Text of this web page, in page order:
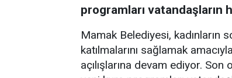
programları vatandaşların
Mamak Belediyesi, kadınların
katılmalarını sağlamak
açılışlarına devam ediyor.